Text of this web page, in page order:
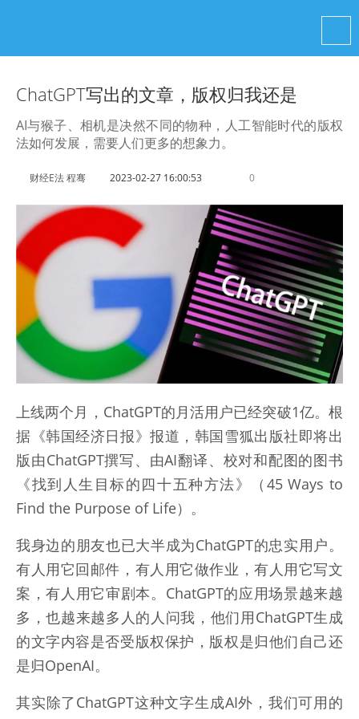
ChatGPT写出的文章，版权归我还是
AI与猴子、相机是决然不同的物种，人工智能时代的版权
法如何发展，需要人们更多的想象力。
财经E法 程骞 2023-02-27 16:00:53 0
上线两个月，ChatGPT的月活用户已经突破1亿。根
据《韩国经济日报》报道，韩国雪狐出版社即将出
版由ChatGPT撰写、由AI翻译、校对和配图的图书
《找到人生目标的四十五种方法》（45 Ways to
Find the Purpose of Life）。
我身边的朋友也已大半成为ChatGPT的忠实用户。
有人用它回邮件，有人用它做作业，有人用它写文
案，有人用它审剧本。ChatGPT的应用场景越来越
多，也越来越多人的人问我，他们用ChatGPT生成
的文字内容是否受版权保护，版权是归他们自己还
是归OpenAI。
其实除了ChatGPT这种文字生成AI外，我们可用的